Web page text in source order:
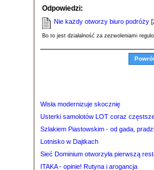
Odpowiedzi:
Nie każdy otworzy biuro podróży
Bo to jest działalność za zezwoleniami
Wisła modernizuje skocznię
Usterki samolotów LOT coraz
Szlakiem Piastowskim - od gada,
Lotnisko w Dajtkach
Sieć Dominium otworzyła pierwszą
ITAKA - opinie! Rutyna i arogancja